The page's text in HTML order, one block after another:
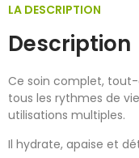
LA DESCRIPTION
Description
Ce soin complet,
tous les rythmes de
utilisations multiples.
Il hydrate, apaise et